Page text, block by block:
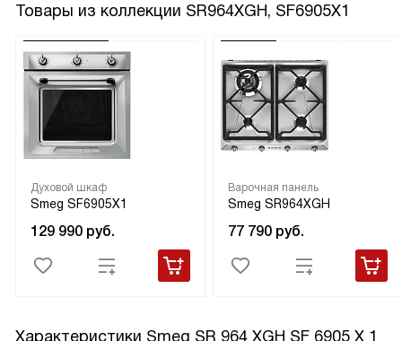
Товары из коллекции SR964XGH, SF6905X1
Духовой шкаф
Smeg SF6905X1
129 990 руб.
Варочная панель
Smeg SR964XGH
77 790 руб.
Характеристики Smeg SR 964 XGH SF 6905 X 1